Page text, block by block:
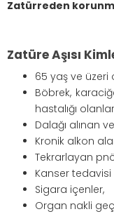
Zatürreden
Zatüre Aşısı
65 yaş ve üzeri
Böbrek,
hastalığı
Dalağı alınan
Kronik alkon
Tekrarlayan
Kanser
Sigara içenler,
Organ nakli